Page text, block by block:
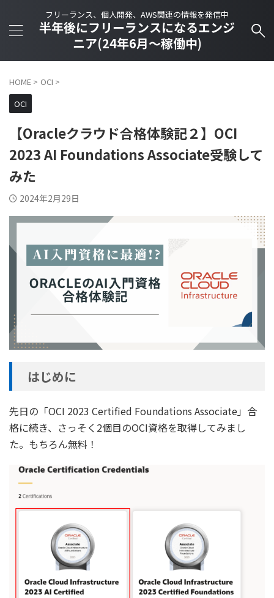
フリーランス、個人開発、AWS関連の情報を発信中
半年後にフリーランスになるエンジ
ニア(24年6月～稼働中)
HOME > OCI >
OCI
【Oracleクラウド合格体験記２】OCI
2023 AI Foundations Associate受験して
みた
2024年2月29日
はじめに
先日の「OCI 2023 Certified Foundations Associate」合
格に続き、さっそく2個目のOCI資格を取得してみまし
た。もちろん無料！